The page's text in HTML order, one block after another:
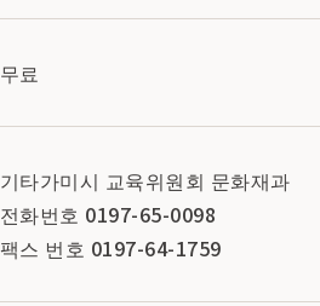
무료
기타가미시 교육위원회 문화재과
전화번호 0197-65-0098
팩스 번호 0197-64-1759